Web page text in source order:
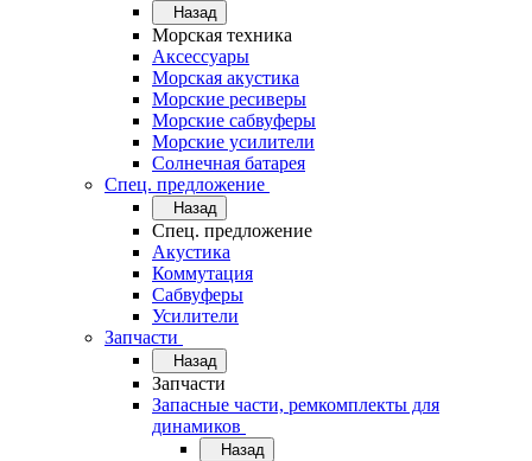
Назад
Морская техника
Аксессуары
Морская акустика
Морские ресиверы
Морские сабвуферы
Морские усилители
Солнечная батарея
Спец. предложение
Назад
Спец. предложение
Акустика
Коммутация
Сабвуферы
Усилители
Запчасти
Назад
Запчасти
Запасные части, ремкомплекты для
динамиков
Назад